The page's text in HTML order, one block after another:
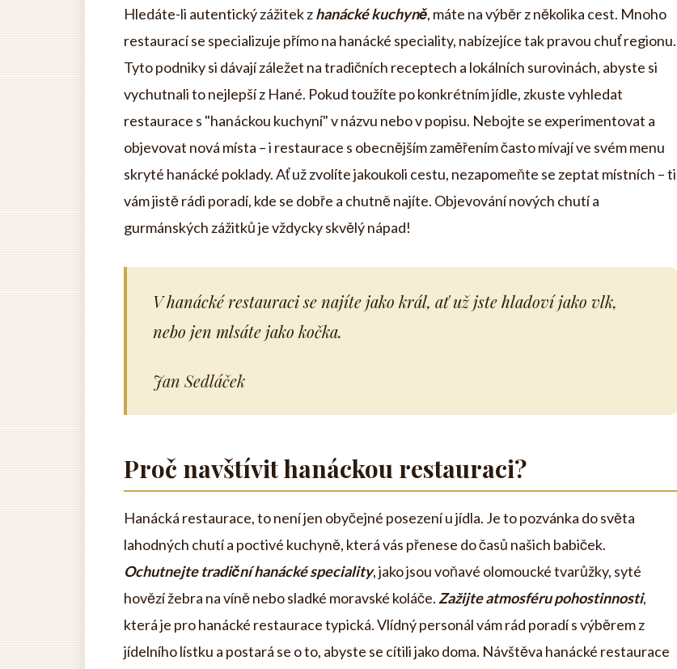
Hledáte-li autentický zážitek zhanácké kuchyně, máte na výběr z několika cest. Mnoho
restaurací se specializuje přímo na hanácké speciality, nabízejíce tak pravou chuť regionu.
Tyto podniky si dávají záležet na tradičních receptech a lokálních surovinách, abyste si
vychutnali to nejlepší z Hané. Pokud toužíte po konkrétním jídle, zkuste vyhledat
restaurace s "hanáckou kuchyní" v názvu nebo v popisu. Nebojte se experimentovat a
objevovat nová místa – i restaurace s obecnějším zaměřením často mívají ve svém menu
skryté hanácké poklady. Ať už zvolíte jakoukoli cestu, nezapomeňte se zeptat místních – ti
vám jistě rádi poradí, kde se dobře a chutně najíte. Objevování nových chutí a
gurmánských zážitků je vždycky skvělý nápad!
V hanácké restauraci se najíte jako král, ať už jste hladoví jako vlk,
nebo jen mlsáte jako kočka.
Jan Sedláček
Proč navštívit hanáckou restauraci?
Hanácká restaurace, to není jen obyčejné posezení u jídla. Je to pozvánka do světa
lahodných chutí a poctivé kuchyně, která vás přenese do časů našich babiček.
Ochutnejte tradiční hanácké speciality, jako jsou voňavé olomoucké tvarůžky, syté
hovězí žebra na víně nebo sladké moravské koláče. Zažijte atmosféru pohostinnosti,
která je pro hanácké restaurace typická. Vlídný personál vám rád poradí s výběrem z
jídelního lístku a postará se o to, abyste se cítili jako doma. Návštěva hanácké restaurace